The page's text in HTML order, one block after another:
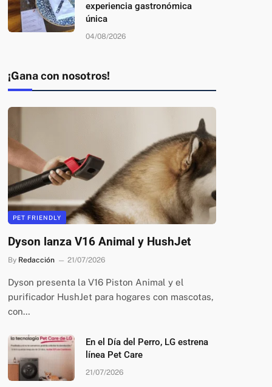
experiencia gastronómica
única
04/08/2026
¡Gana con nosotros!
PET FRIENDLY
Dyson lanza V16 Animal y HushJet
By Redacción 21/07/2026
Dyson presenta la V16 Piston Animal y el
purificador HushJet para hogares con mascotas,
con…
En el Día del Perro, LG estrena
línea Pet Care
21/07/2026